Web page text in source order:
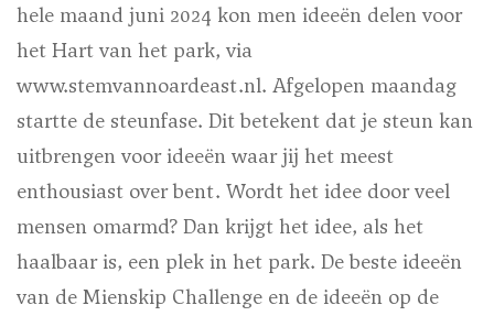
hele maand juni 2024 kon men ideeën delen voor
het Hart van het park, via
www.stemvannoardeast.nl. Afgelopen maandag
startte de steunfase. Dit betekent dat je steun kan
uitbrengen voor ideeën waar jij het meest
enthousiast over bent. Wordt het idee door veel
mensen omarmd? Dan krijgt het idee, als het
haalbaar is, een plek in het park. De beste ideeën
van de Mienskip Challenge en de ideeën op de